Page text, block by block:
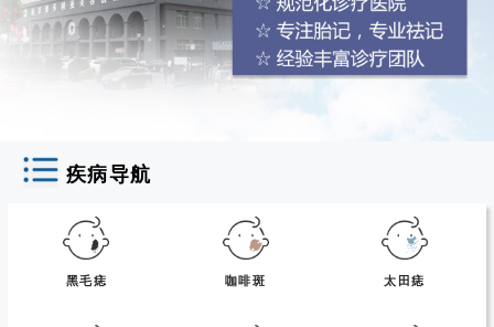
疾病导航
黑毛痣 咖啡斑 太田痣